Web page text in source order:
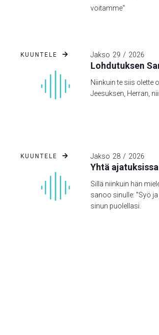
voitamme"
Jakso 29 / 2026
Lohdutuksen
Niinkuin te siis olette
Jeesuksen, Herran,
KUUNTELE 
Jakso 28 / 2026
Yhtä
Sillä niinkuin hän
sanoo sinulle: "Syö
sinun puolellasi.
KUUNTELE 